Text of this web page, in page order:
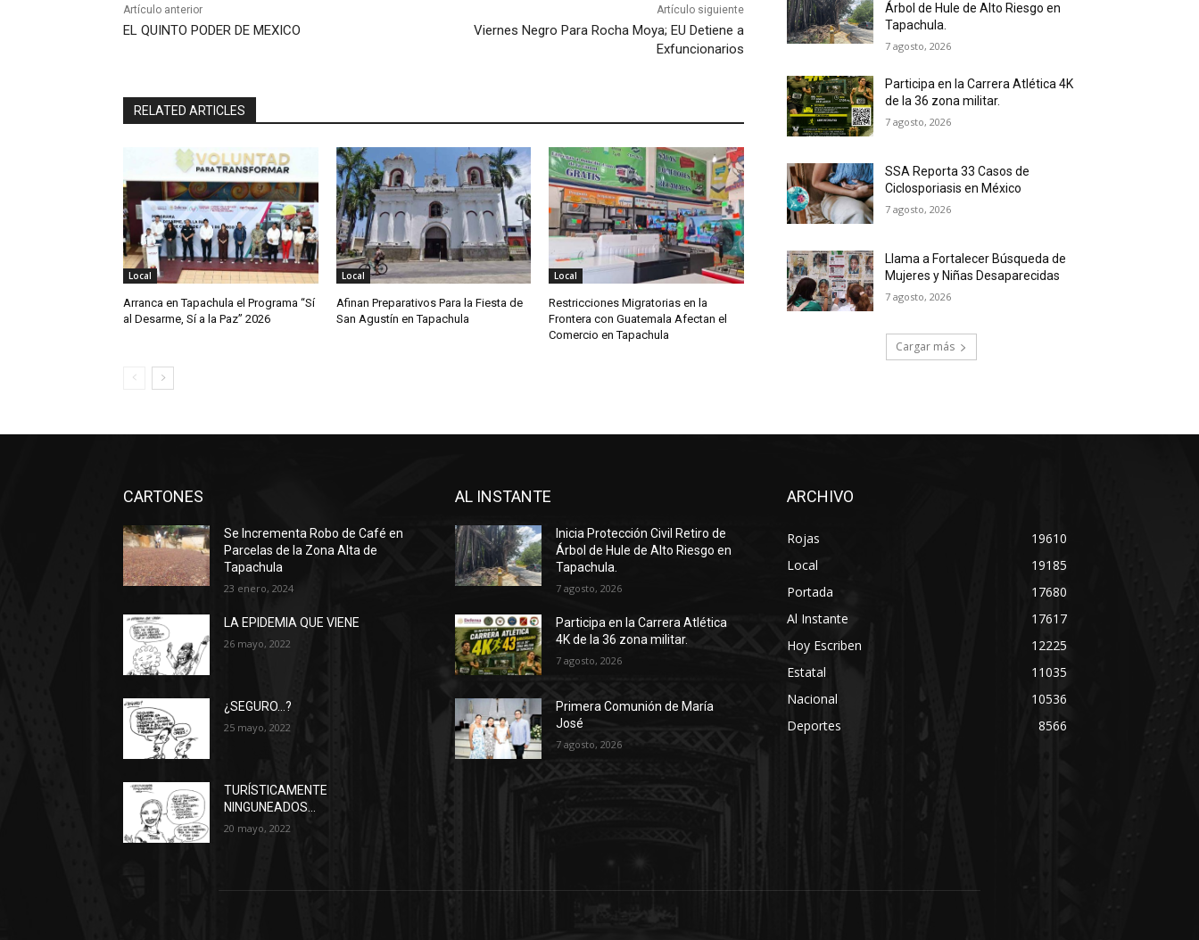
Artículo anterior
EL QUINTO PODER DE MEXICO
Artículo siguiente
Viernes Negro Para Rocha Moya; EU Detiene a
Exfuncionarios
RELATED ARTICLES
Local
Arranca en Tapachula el Programa “Sí
al Desarme, Sí a la Paz” 2026
Local
Afinan Preparativos Para la Fiesta de
San Agustín en Tapachula
Local
Restricciones Migratorias en la
Frontera con Guatemala Afectan el
Comercio en Tapachula
Árbol de Hule de Alto Riesgo en
Tapachula.
7 agosto, 2026
Participa en la Carrera Atlética 4K
de la 36 zona militar.
7 agosto, 2026
SSA Reporta 33 Casos de
Ciclosporiasis en México
7 agosto, 2026
Llama a Fortalecer Búsqueda de
Mujeres y Niñas Desaparecidas
7 agosto, 2026
Cargar más
CARTONES
Se Incrementa Robo de Café en
Parcelas de la Zona Alta de
Tapachula
23 enero, 2024
LA EPIDEMIA QUE VIENE
26 mayo, 2022
¿SEGURO…?
25 mayo, 2022
TURÍSTICAMENTE
NINGUNEADOS…
20 mayo, 2022
AL INSTANTE
Inicia Protección Civil Retiro de
Árbol de Hule de Alto Riesgo en
Tapachula.
7 agosto, 2026
Participa en la Carrera Atlética
4K de la 36 zona militar.
7 agosto, 2026
Primera Comunión de María
José
7 agosto, 2026
ARCHIVO
Rojas
19610
Local
19185
Portada
17680
Al Instante
17617
Hoy Escriben
12225
Estatal
11035
Nacional
10536
Deportes
8566